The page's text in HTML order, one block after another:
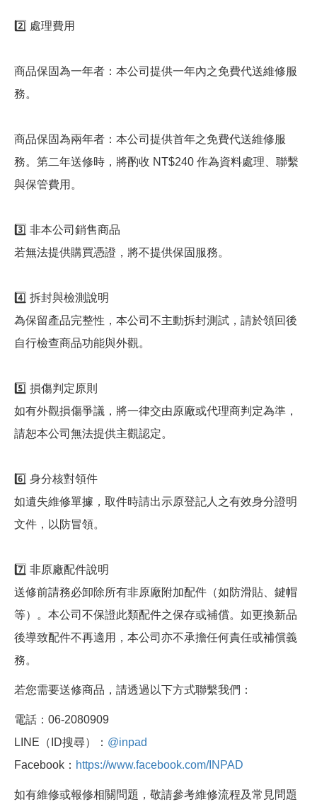
2️⃣ 處理費用
商品保固為一年者：本公司提供一年內之免費代送維修服
務。
商品保固為兩年者：本公司提供首年之免費代送維修服
務。第二年送修時，將酌收 NT$240 作為資料處理、聯繫
與保管費用。
3️⃣ 非本公司銷售商品
若無法提供購買憑證，將不提供保固服務。
4️⃣ 拆封與檢測說明
為保留產品完整性，本公司不主動拆封測試，請於領回後
自行檢查商品功能與外觀。
5️⃣ 損傷判定原則
如有外觀損傷爭議，將一律交由原廠或代理商判定為準，
請恕本公司無法提供主觀認定。
6️⃣ 身分核對領件
如遺失維修單據，取件時請出示原登記人之有效身分證明
文件，以防冒領。
7️⃣ 非原廠配件說明
送修前請務必卸除所有非原廠附加配件（如防滑貼、鍵帽
等）。本公司不保證此類配件之保存或補償。如更換新品
後導致配件不再適用，本公司亦不承擔任何責任或補償義
務。
若您需要送修商品，請透過以下方式聯繫我們：
電話：06-2080909
LINE（ID搜尋）： @inpad
Facebook： https://www.facebook.com/INPAD
如有維修或報修相關問題，敬請參考維修流程及常見問題